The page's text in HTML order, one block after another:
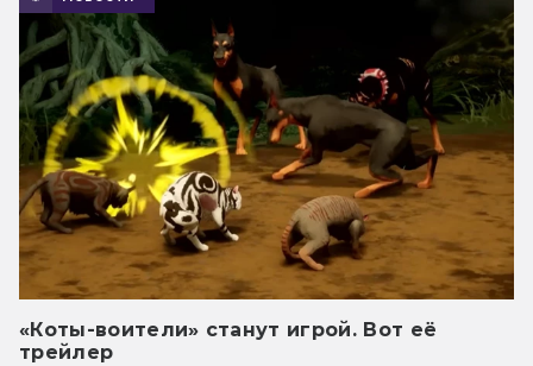
«Коты-воители» станут игрой. Вот её
трейлер